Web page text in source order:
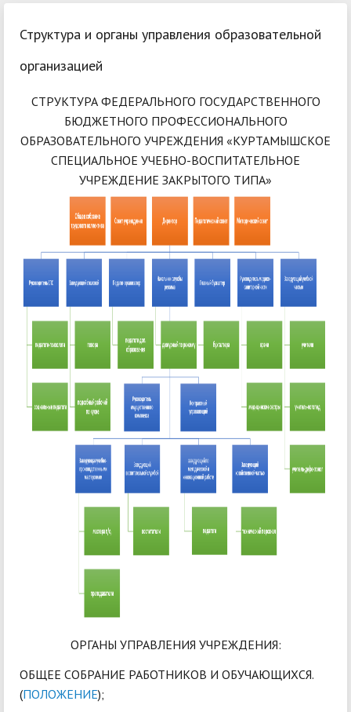
Структура и органы управления образовательной
организацией
СТРУКТУРА ФЕДЕРАЛЬНОГО ГОСУДАРСТВЕННОГО
БЮДЖЕТНОГО ПРОФЕССИОНАЛЬНОГО
ОБРАЗОВАТЕЛЬНОГО УЧРЕЖДЕНИЯ «КУРТАМЫШСКОЕ
СПЕЦИАЛЬНОЕ УЧЕБНО-ВОСПИТАТЕЛЬНОЕ
УЧРЕЖДЕНИЕ ЗАКРЫТОГО ТИПА»
ОРГАНЫ УПРАВЛЕНИЯ УЧРЕЖДЕНИЯ:
ОБЩЕЕ СОБРАНИЕ РАБОТНИКОВ И ОБУЧАЮЩИХСЯ.
(ПОЛОЖЕНИЕ);